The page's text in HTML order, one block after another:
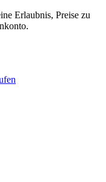
Erlaubnis, Preise zu